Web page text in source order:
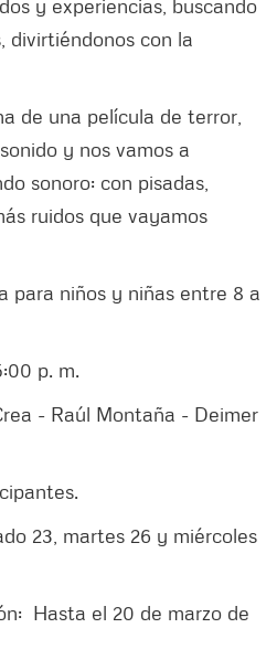
y experiencias, buscando
divirtiéndonos con la
de una película de terror,
y nos vamos a
sonoro: con pisadas,
ruidos que vayamos
para niños y niñas entre 8 a
p. m.
- Raúl Montaña - Deimer
23, martes 26 y miércoles
Hasta el 20 de marzo de